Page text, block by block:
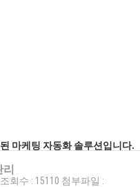
마케팅 자동화 솔루션입니다.
리
조회수 : 15110 첨부파일 :